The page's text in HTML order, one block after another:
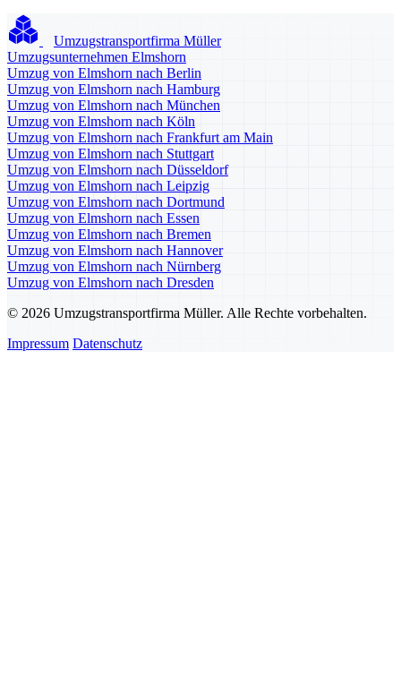
Umzugstransportfirma Müller
Umzugsunternehmen Elmshorn
Umzug von Elmshorn nach Berlin
Umzug von Elmshorn nach Hamburg
Umzug von Elmshorn nach München
Umzug von Elmshorn nach Köln
Umzug von Elmshorn nach Frankfurt am Main
Umzug von Elmshorn nach Stuttgart
Umzug von Elmshorn nach Düsseldorf
Umzug von Elmshorn nach Leipzig
Umzug von Elmshorn nach Dortmund
Umzug von Elmshorn nach Essen
Umzug von Elmshorn nach Bremen
Umzug von Elmshorn nach Hannover
Umzug von Elmshorn nach Nürnberg
Umzug von Elmshorn nach Dresden
© 2026 Umzugstransportfirma Müller. Alle Rechte vorbehalten.
Impressum Datenschutz